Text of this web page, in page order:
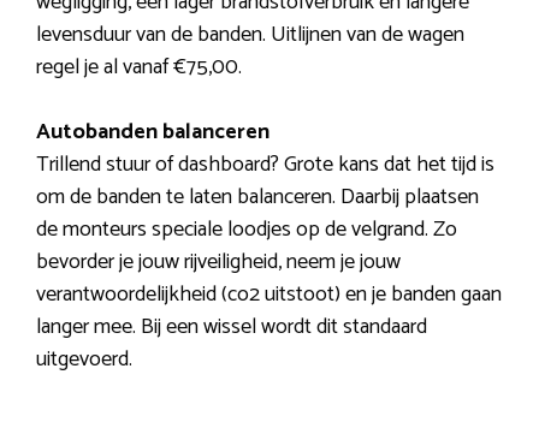
levensduur van de banden. Uitlijnen van de wagen
regel je al vanaf €75,00.
Autobanden balanceren
Trillend stuur of dashboard? Grote kans dat het tijd is
om de banden te laten balanceren. Daarbij plaatsen
de monteurs speciale loodjes op de velgrand. Zo
bevorder je jouw rijveiligheid, neem je jouw
verantwoordelijkheid (co2 uitstoot) en je banden gaan
langer mee. Bij een wissel wordt dit standaard
uitgevoerd.